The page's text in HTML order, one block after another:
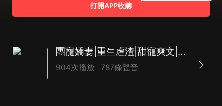
打開APP收聽
團寵嬌妻|重生虐渣|甜寵爽文|馬甲雙強|先婚后愛
904次播放 787條聲音